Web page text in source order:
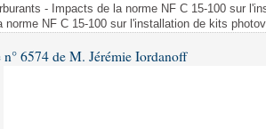
- Impacts de la norme NF C 15-100 sur
norme NF C 15-100 sur l'installation de kits
n° 6574 de M. Jérémie Iordanoff